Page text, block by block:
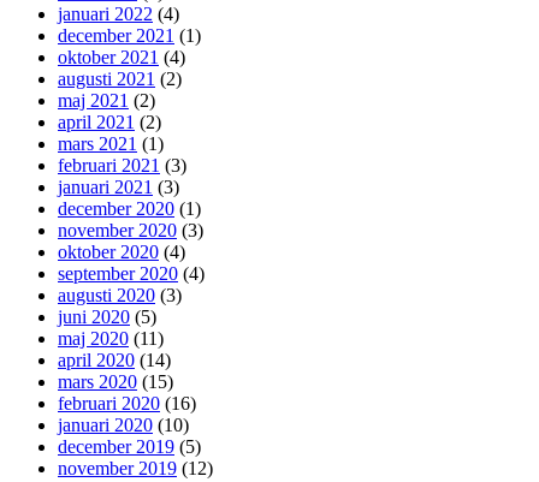
januari 2022 (4)
december 2021 (1)
oktober 2021 (4)
augusti 2021 (2)
maj 2021 (2)
april 2021 (2)
mars 2021 (1)
februari 2021 (3)
januari 2021 (3)
december 2020 (1)
november 2020 (3)
oktober 2020 (4)
september 2020 (4)
augusti 2020 (3)
juni 2020 (5)
maj 2020 (11)
april 2020 (14)
mars 2020 (15)
februari 2020 (16)
januari 2020 (10)
december 2019 (5)
november 2019 (12)